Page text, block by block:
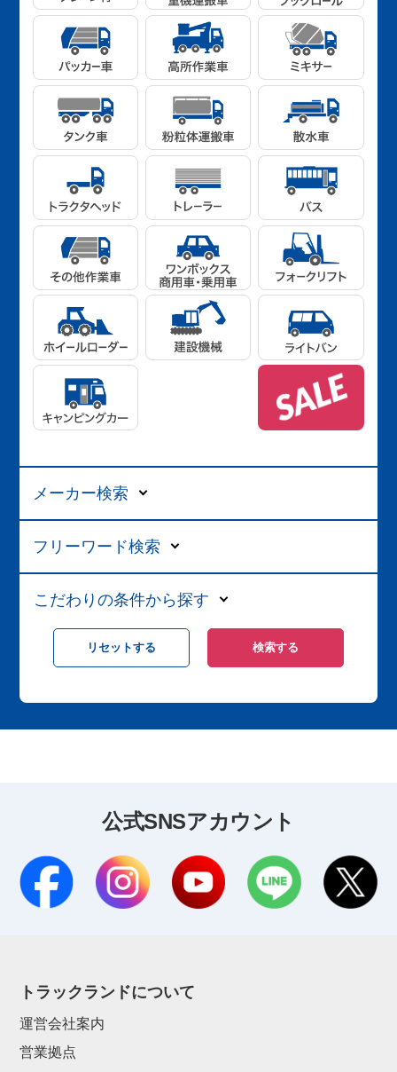
メーカー検索
フリーワード検索
こだわりの条件から探す
公式SNSアカウント
トラックランドについて
運営会社案内
営業拠点